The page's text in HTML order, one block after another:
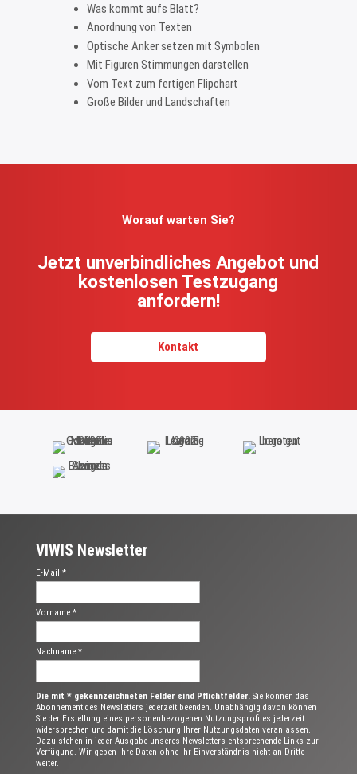
Was kommt aufs Blatt?
Anordnung von Texten
Optische Anker setzen mit Symbolen
Mit Figuren Stimmungen darstellen
Vom Text zum fertigen Flipchart
Große Bilder und Landschaften
Worauf warten Sie?
Jetzt unverbindliches Angebot und
kostenlosen Testzugang
anfordern!
Kontakt
VIWIS Newsletter
E-Mail *
Vorname *
Nachname *
Die mit * gekennzeichneten Felder sind Pflichtfelder.Sie können das
Abonnement des Newsletters jederzeit beenden. Unabhängig davon können
Sie der Erstellung eines personenbezogenen Nutzungsprofiles jederzeit
widersprechen und damit die Löschung Ihrer Nutzungsdaten veranlassen.
Dazu stehen in jeder Ausgabe unseres Newsletters entsprechende Links zur
Verfügung. Wir geben Ihre Daten ohne Ihr Einverständnis nicht an Dritte
weiter.